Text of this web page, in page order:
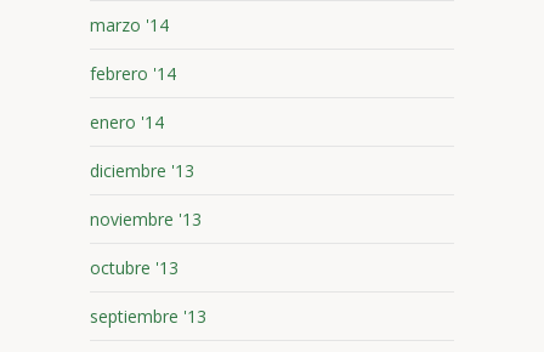
marzo '14
febrero '14
enero '14
diciembre '13
noviembre '13
octubre '13
septiembre '13